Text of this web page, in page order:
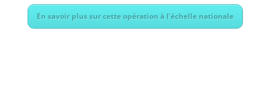
En savoir plus sur cette opération à l’échelle nationale